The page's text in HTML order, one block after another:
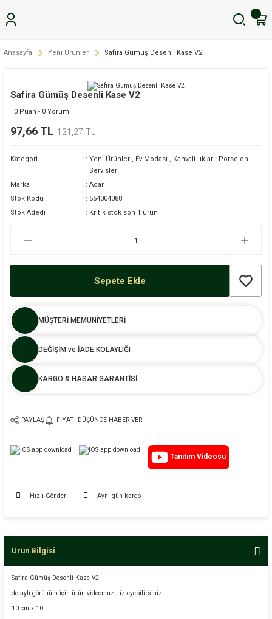
Anasayfa Yeni Ürünler Safira Gümüş Desenli Kase V2
Safira Gümüş Desenli Kase V2
0 Puan - 0 Yorum
97,66 TL 121,27 TL
Kategori Yeni Ürünler , Ev Modası , Kahvaltılıklar , Porselen
Servisler
Marka
Acar
Stok Kodu
554004088
Stok Adedi
Kritik stok son 1 ürün
Sepete Ekle
MÜŞTERİ MEMUNİYETLERİ
DEĞİŞİM ve İADE KOLAYLIĞI
KARGO & HASAR GARANTİSİ
PAYLAŞ FIYATI DÜŞÜNCE HABER VER
Tanıtım Videosu
Hızlı Gönderi Aynı gün kargo
Ürün Bilgisi
Safira Gümüş Desenli Kase V2
detaylı görünüm için ürün videomuzu izleyebilirsiniz.
10 cm x 10